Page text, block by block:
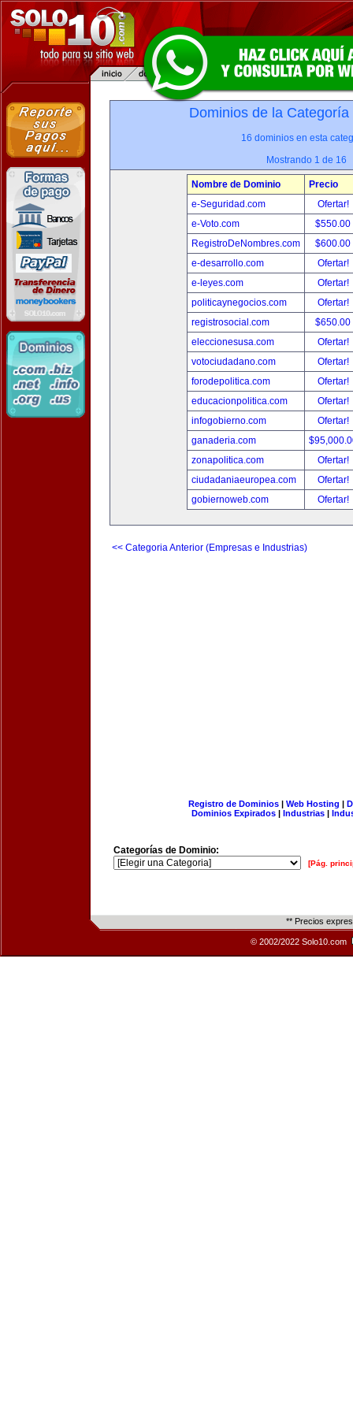
Dominios de la
16 dominios en esta
Mostrando 1 de 16
Nombre de Dominio
Precio
e-Seguridad.com
Ofertar!
e-Voto.com
$550.00
RegistroDeNombres.com
$600.00
e-desarrollo.com
Ofertar!
e-leyes.com
Ofertar!
politicaynegocios.com
Ofertar!
registrosocial.com
$650.00
eleccionesusa.com
Ofertar!
votociudadano.com
Ofertar!
forodepolitica.com
Ofertar!
educacionpolitica.com
Ofertar!
infogobierno.com
Ofertar!
ganaderia.com
zonapolitica.com
Ofertar!
ciudadaniaeuropea.com
Ofertar!
gobiernoweb.com
Ofertar!
<< Categoria Anterior (Empresas e Industrias)
Registro de Dominios| Web Hosting |
Dominios Expirados | Industrias |
Categorías de Dominio:
[Pág.
** Precios
© 2002/2022 Solo10.com